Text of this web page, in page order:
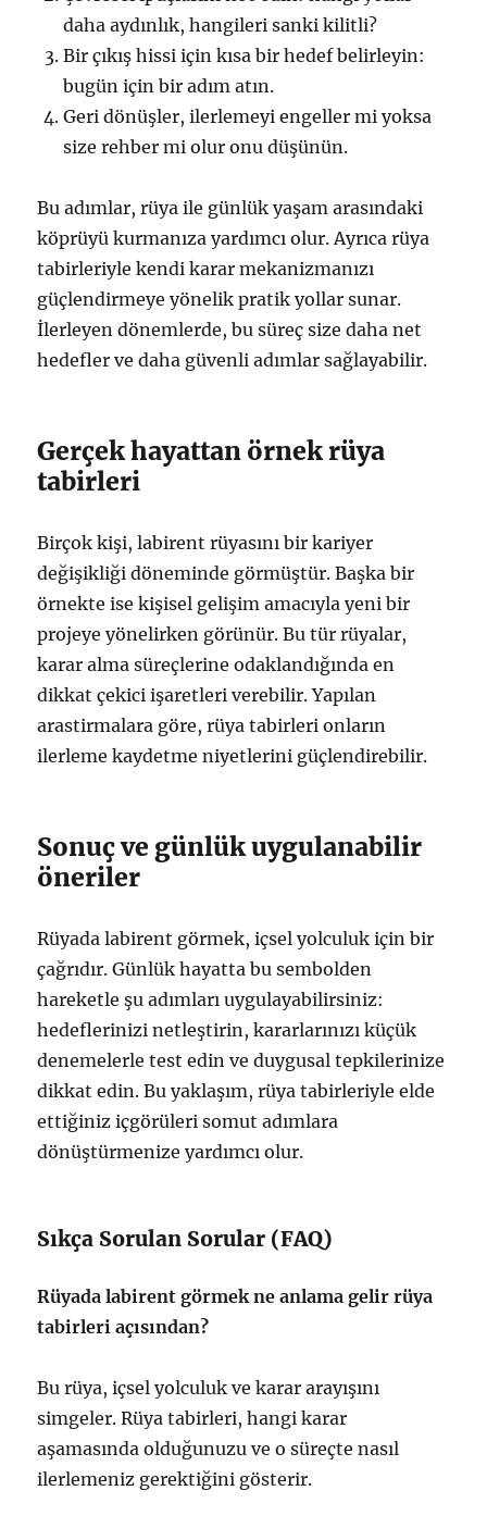
daha aydınlık, hangileri sanki kilitli?
Bir çıkış hissi için kısa bir hedef belirleyin:
bugün için bir adım atın.
Geri dönüşler, ilerlemeyi engeller mi yoksa
size rehber mi olur onu düşünün.
Bu adımlar, rüya ile günlük yaşam arasındaki
köprüyü kurmanıza yardımcı olur. Ayrıca rüya
tabirleriyle kendi karar mekanizmanızı
güçlendirmeye yönelik pratik yollar sunar.
İlerleyen dönemlerde, bu süreç size daha net
hedefler ve daha güvenli adımlar sağlayabilir.
Gerçek hayattan örnek rüya
tabirleri
Birçok kişi, labirent rüyasını bir kariyer
değişikliği döneminde görmüştür. Başka bir
örnekte ise kişisel gelişim amacıyla yeni bir
projeye yönelirken görünür. Bu tür rüyalar,
karar alma süreçlerine odaklandığında en
dikkat çekici işaretleri verebilir. Yapılan
arastirmalara göre, rüya tabirleri onların
ilerleme kaydetme niyetlerini güçlendirebilir.
Sonuç ve günlük uygulanabilir
öneriler
Rüyada labirent görmek, içsel yolculuk için bir
çağrıdır. Günlük hayatta bu sembolden
hareketle şu adımları uygulayabilirsiniz:
hedeflerinizi netleştirin, kararlarınızı küçük
denemelerle test edin ve duygusal tepkilerinize
dikkat edin. Bu yaklaşım, rüya tabirleriyle elde
ettiğiniz içgörüleri somut adımlara
dönüştürmenize yardımcı olur.
Sıkça Sorulan Sorular (FAQ)
Rüyada labirent görmek ne anlama gelir rüya
tabirleri açısından?
Bu rüya, içsel yolculuk ve karar arayışını
simgeler. Rüya tabirleri, hangi karar
aşamasında olduğunuzu ve o süreçte nasıl
ilerlemeniz gerektiğini gösterir.